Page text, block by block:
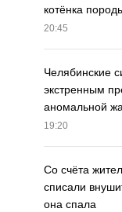
котёнка
20:45
Челябинские
экстренным
аномальной
19:20
Со счёта
списали
она спала